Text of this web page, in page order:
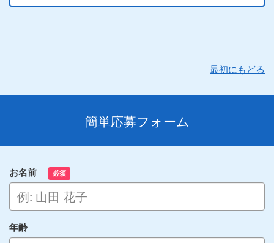
最初にもどる
簡単応募フォーム
お名前 必須
年齢